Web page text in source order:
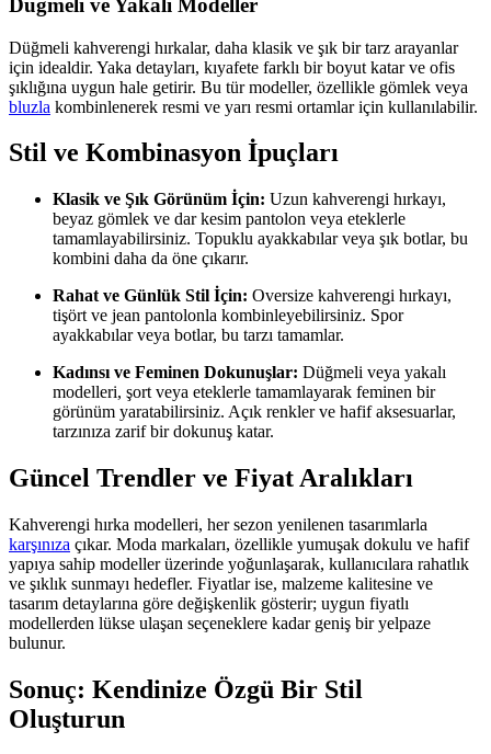
Düğmeli ve Yakalı Modeller
Düğmeli kahverengi hırkalar, daha klasik ve şık bir tarz arayanlar
için idealdir. Yaka detayları, kıyafete farklı bir boyut katar ve ofis
şıklığına uygun hale getirir. Bu tür modeller, özellikle gömlek veya
bluzla kombinlenerek resmi ve yarı resmi ortamlar için kullanılabilir.
Stil ve Kombinasyon İpuçları
Klasik ve Şık Görünüm İçin: Uzun kahverengi hırkayı,
beyaz gömlek ve dar kesim pantolon veya eteklerle
tamamlayabilirsiniz. Topuklu ayakkabılar veya şık botlar, bu
kombini daha da öne çıkarır.
Rahat ve Günlük Stil İçin: Oversize kahverengi hırkayı,
tişört ve jean pantolonla kombinleyebilirsiniz. Spor
ayakkabılar veya botlar, bu tarzı tamamlar.
Kadınsı ve Feminen Dokunuşlar: Düğmeli veya yakalı
modelleri, şort veya eteklerle tamamlayarak feminen bir
görünüm yaratabilirsiniz. Açık renkler ve hafif aksesuarlar,
tarzınıza zarif bir dokunuş katar.
Güncel Trendler ve Fiyat Aralıkları
Kahverengi hırka modelleri, her sezon yenilenen tasarımlarla
karşınıza çıkar. Moda markaları, özellikle yumuşak dokulu ve hafif
yapıya sahip modeller üzerinde yoğunlaşarak, kullanıcılara rahatlık
ve şıklık sunmayı hedefler. Fiyatlar ise, malzeme kalitesine ve
tasarım detaylarına göre değişkenlik gösterir; uygun fiyatlı
modellerden lükse ulaşan seçeneklere kadar geniş bir yelpaze
bulunur.
Sonuç: Kendinize Özgü Bir Stil
Oluşturun